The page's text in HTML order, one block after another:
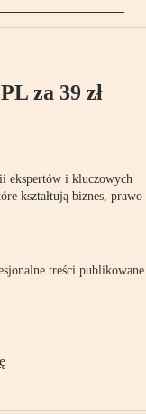
za 39 zł
ekspertów i kluczowych
kształtują biznes, prawo
treści publikowane